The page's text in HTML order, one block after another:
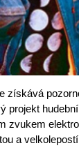
získává
projekt
zvukem
a